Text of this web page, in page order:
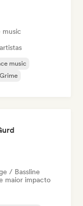
music
music
Grime
/ Bassline
maior impacto